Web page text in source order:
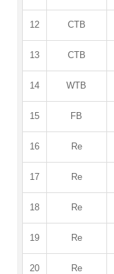
12 CTB
13 CTB
14 WTB
15 FB
16 Re
17 Re
18 Re
19 Re
20 Re